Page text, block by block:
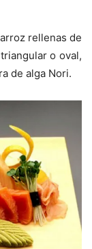
rellenas de
o oval,
de alga Nori.